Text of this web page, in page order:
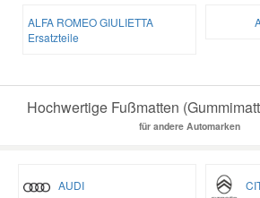
ALFA ROMEO GIULIETTA
Ersatzteile
Hochwertige Fußmatten
für andere Automarken
AUDI